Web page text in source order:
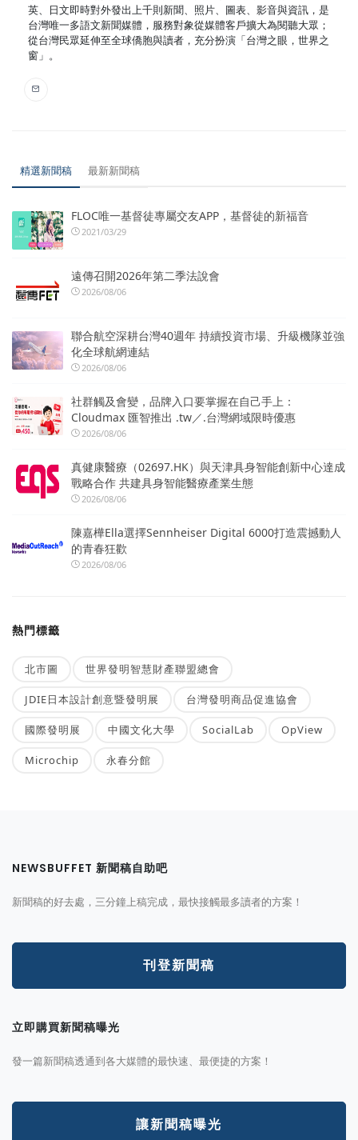
英、日文即時對外發出上千則新聞、照片、圖表、影音與資訊，是
台灣唯一多語文新聞媒體，服務對象從媒體客戶擴大為閱聽大眾；
從台灣民眾延伸至全球僑胞與讀者，充分扮演「台灣之眼，世界之
窗」。
精選新聞稿 最新新聞稿
FLOC唯一基督徒專屬交友APP，基督徒的新福音
2021/03/29
遠傳召開2026年第二季法說會
2026/08/06
聯合航空深耕台灣40週年 持續投資市場、升級機隊並強
化全球航網連結
2026/08/06
社群觸及會變，品牌入口要掌握在自己手上：
Cloudmax 匯智推出 .tw／.台灣網域限時優惠
2026/08/06
真健康醫療（02697.HK）與天津具身智能創新中心達成
戰略合作 共建具身智能醫療產業生態
2026/08/06
陳嘉樺Ella選擇Sennheiser Digital 6000打造震撼動人
的青春狂歡
2026/08/06
熱門標籤
北市圖 世界發明智慧財產聯盟總會
JDIE日本設計創意暨發明展 台灣發明商品促進協會
國際發明展 中國文化大學 SocialLab OpView
Microchip 永春分館
NEWSBUFFET 新聞稿自助吧
新聞稿的好去處，三分鐘上稿完成，最快接觸最多讀者的方案！
刊登新聞稿
立即購買新聞稿曝光
發一篇新聞稿透通到各大媒體的最快速、最便捷的方案！
讓新聞稿曝光